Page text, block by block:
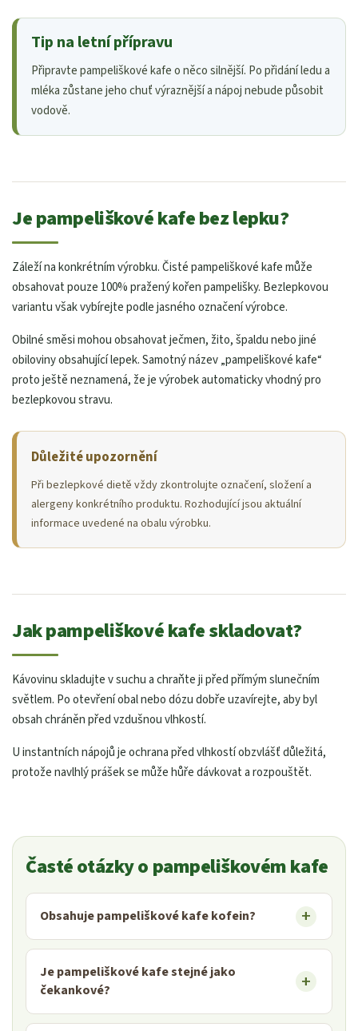
Tip na letní přípravu
Připravte pampeliškové kafe o něco silnější. Po přidání ledu a
mléka zůstane jeho chuť výraznější a nápoj nebude působit
vodově.
Je pampeliškové kafe bez lepku?
Záleží na konkrétním výrobku. Čisté pampeliškové kafe může
obsahovat pouze 100% pražený kořen pampelišky. Bezlepkovou
variantu však vybírejte podle jasného označení výrobce.
Obilné směsi mohou obsahovat ječmen, žito, špaldu nebo jiné
obiloviny obsahující lepek. Samotný název „pampeliškové kafe“
proto ještě neznamená, že je výrobek automaticky vhodný pro
bezlepkovou stravu.
Důležité upozornění
Při bezlepkové dietě vždy zkontrolujte označení, složení a
alergeny konkrétního produktu. Rozhodující jsou aktuální
informace uvedené na obalu výrobku.
Jak pampeliškové kafe skladovat?
Kávovinu skladujte v suchu a chraňte ji před přímým slunečním
světlem. Po otevření obal nebo dózu dobře uzavírejte, aby byl
obsah chráněn před vzdušnou vlhkostí.
U instantních nápojů je ochrana před vlhkostí obzvlášť důležitá,
protože navlhlý prášek se může hůře dávkovat a rozpouštět.
Časté otázky o pampeliškovém kafe
Obsahuje pampeliškové kafe kofein?
Je pampeliškové kafe stejné jako
čekankové?